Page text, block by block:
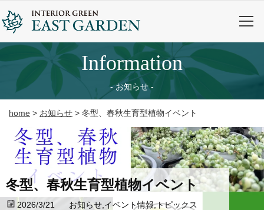
information
お知らせ
home > お知らせ > 冬型、春秋生育型植物イベント
冬型、春秋生育型植物イベント
2026/3/21 お知らせ イベント情報,トピックス